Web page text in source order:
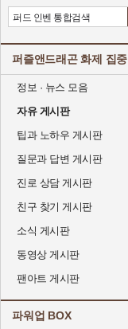
퍼즐앤드래곤 화제 집중
정보 · 뉴스 모음
자유 게시판
팁과 노하우 게시판
질문과 답변 게시판
진로 상담 게시판
친구 찾기 게시판
소식 게시판
동영상 게시판
팬아트 게시판
파워업 BOX